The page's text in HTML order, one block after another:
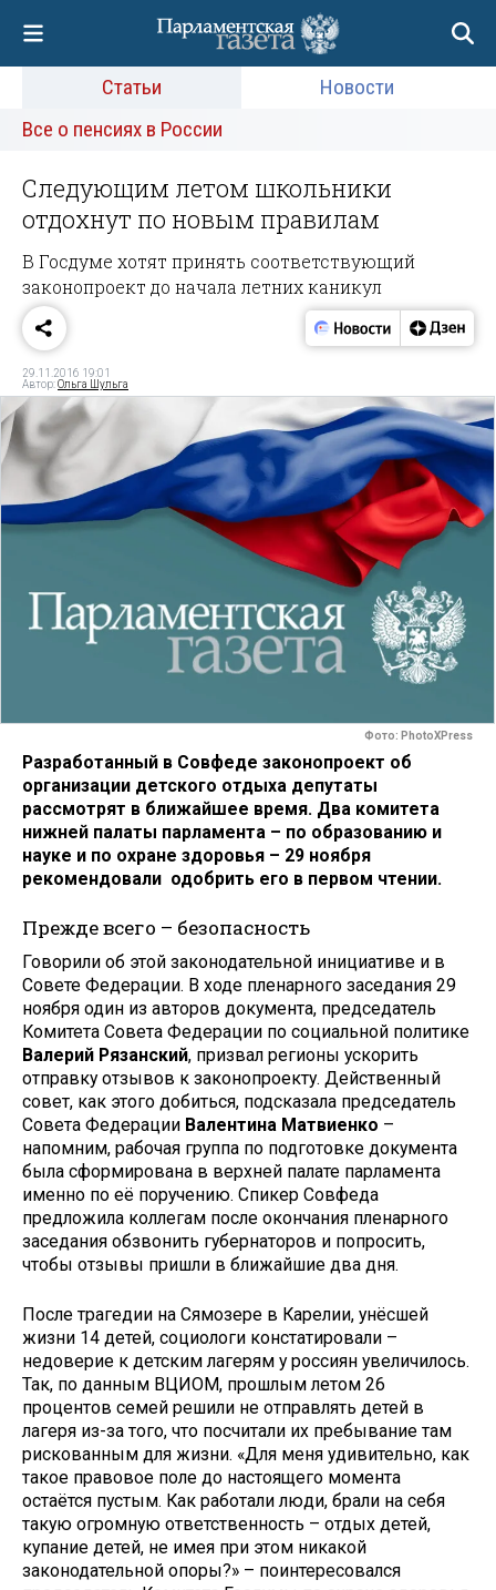
Статьи
Новости
Все о пенсиях в России
Следующим летом школьники
отдохнут по новым правилам
В Госдуме хотят принять соответствующий
законопроект до начала летних каникул
29.11.2016 19:01
Автор:Ольга Шульга
Фото: PhotoXPress
Разработанный в Совфеде законопроект об
организации детского отдыха депутаты
рассмотрят в ближайшее время. Два комитета
нижней палаты парламента – по образованию и
науке и по охране здоровья – 29 ноября
рекомендовали одобрить его в первом чтении.
Прежде всего – безопасность
Говорили об этой законодательной инициативе и в
Совете Федерации. В ходе пленарного заседания 29
ноября один из авторов документа, председатель
Комитета Совета Федерации по социальной политике
Валерий Рязанский, призвал регионы ускорить
отправку отзывов к законопроекту. Действенный
совет, как этого добиться, подсказала председатель
Совета Федерации Валентина Матвиенко –
напомним, рабочая группа по подготовке документа
была сформирована в верхней палате парламента
именно по её поручению. Спикер Совфеда
предложила коллегам после окончания пленарного
заседания обзвонить губернаторов и попросить,
чтобы отзывы пришли в ближайшие два дня.
После трагедии на Сямозере в Карелии, унёсшей
жизни 14 детей, социологи констатировали –
недоверие к детским лагерям у россиян увеличилось.
Так, по данным ВЦИОМ, прошлым летом 26
процентов семей решили не отправлять детей в
лагеря из-за того, что посчитали их пребывание там
рискованным для жизни. «Для меня удивительно, как
такое правовое поле до настоящего момента
остаётся пустым. Как работали люди, брали на себя
такую огромную ответственность – отдых детей,
купание детей, не имея при этом никакой
законодательной опоры?» – поинтересовался